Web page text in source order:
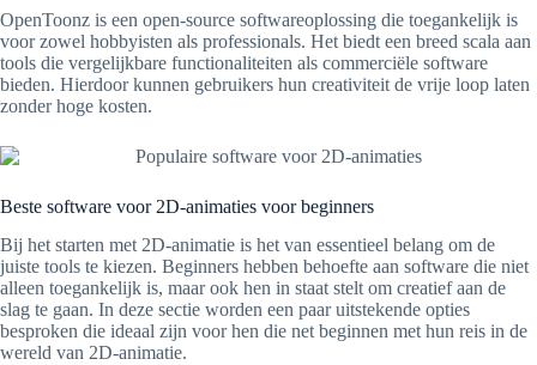
OpenToonz is een open-source softwareoplossing die toegankelijk is
voor zowel hobbyisten als professionals. Het biedt een breed scala aan
tools die vergelijkbare functionaliteiten als commerciële software
bieden. Hierdoor kunnen gebruikers hun creativiteit de vrije loop laten
zonder hoge kosten.
Beste software voor 2D-animaties voor beginners
Bij het starten met 2D-animatie is het van essentieel belang om de
juiste tools te kiezen. Beginners hebben behoefte aan software die niet
alleen toegankelijk is, maar ook hen in staat stelt om creatief aan de
slag te gaan. In deze sectie worden een paar uitstekende opties
besproken die ideaal zijn voor hen die net beginnen met hun reis in de
wereld van 2D-animatie.